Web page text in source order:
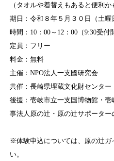
（タオルや着替えもあると便利か
期日：令和８年５月３０日（土曜
時間：10：00～12：00（9:30受付
定員：フリー
料金：無料
主催：NPO法人一支國研究会
共催：長崎県埋蔵文化財センター
後援：壱岐市立一支国博物館・
事法人原の辻・原の辻サポーター
※体験申込については、原の辻ガ
い。